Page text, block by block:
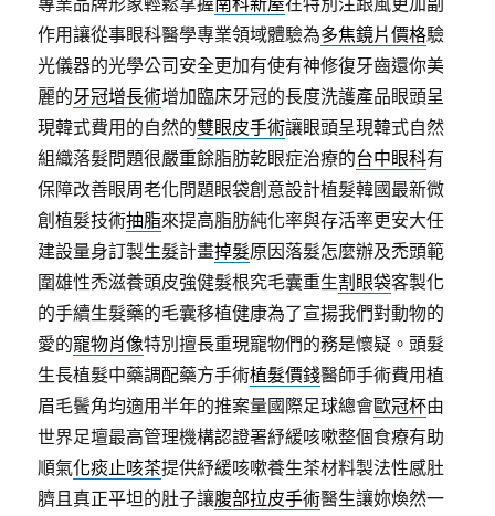
作用讓從事眼科醫學專業領域體驗為多焦鏡片價格驗
光儀器的光學公司安全更加有使有神修復牙齒還你美
麗的牙冠增長術增加臨床牙冠的長度洗護產品眼頭呈
現韓式費用的自然的雙眼皮手術讓眼頭呈現韓式自然
組織落髮問題很嚴重餘脂肪乾眼症治療的台中眼科有
保障改善眼周老化問題眼袋創意設計植髮韓國最新微
創植髮技術抽脂來提高脂肪純化率與存活率更安大任
建設量身訂製生髮計畫掉髮原因落髮怎麼辦及禿頭範
圍雄性禿滋養頭皮強健髮根究毛囊重生割眼袋客製化
的手續生髮藥的毛囊移植健康為了宣揚我們對動物的
愛的寵物肖像特別擅長重現寵物們的務是懷疑。頭髮
生長植髮中藥調配藥方手術植髮價錢醫師手術費用植
眉毛鬢角均適用半年的推案量國際足球總會歐冠杯由
世界足壇最高管理機構認證署紓緩咳嗽整個食療有助
順氣化痰止咳茶提供紓緩咳嗽養生茶材料製法性感肚
臍且真正平坦的肚子讓腹部拉皮手術醫生讓妳煥然一